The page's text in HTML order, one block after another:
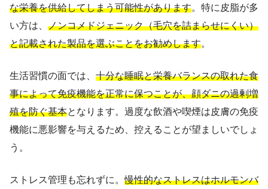
な栄養を供給してしまう可能性があります。特に皮脂が多
い方は、 ノンコメドジェニック（毛穴を詰まらせにくい）
と記載された製品を選ぶことをお勧めします。
生活習慣の面では、 十分な睡眠と栄養バランスの取れた食
事によって免疫機能を正常に保つことが、顔ダニの過剰増
殖を防ぐ基本となります。過度な飲酒や喫煙は皮膚の免疫
機能に悪影響を与えるため、控えることが望ましいでしょ
う。
ストレス管理も忘れずに。慢性的なストレスはホルモンバ